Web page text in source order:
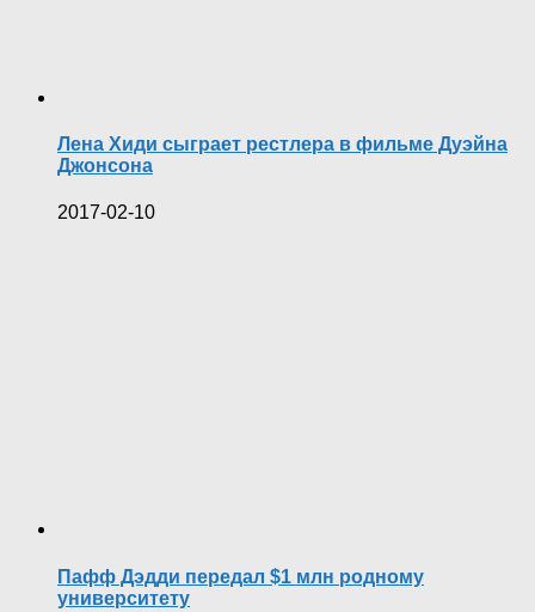
Лена Хиди сыграет рестлера в фильме Дуэйна
Джонсона
2017-02-10
Пафф Дэдди передал $1 млн родному
университету